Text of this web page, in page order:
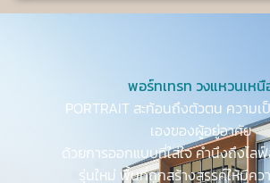
พอร์ทเทรท วงแหวนเหนื
PORTRAIT สะท้อนถึงตัวตน ความ
เองของผู้อยู่อาศัย
ด้วยการออกแบบที่ใส่ใจ คำนึงถึงไล
รุ่นใหม่ พื้นที่ถูกสร้างสรรค์ให้มีค